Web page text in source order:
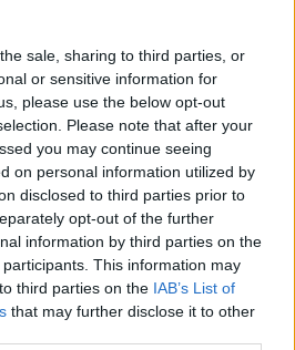
sale, sharing to third parties, or
or sensitive information for
please use the below opt-out
Please note that after your
you may continue seeing
on personal information utilized by
disclosed to third parties prior to
opt-out of the further
information by third parties on the
participants. This information may
third parties on the IAB’s List of
that may further disclose it to other